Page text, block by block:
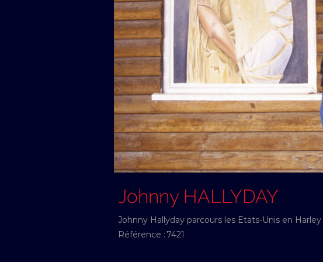
Johnny HALLYDAY
Johnny Hallyday parcours les Etats-Unis en
Référence : 7421